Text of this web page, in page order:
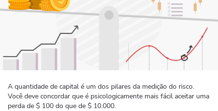
A quantidade de capital é um dos pilares da medição do risco.
Você deve concordar que é psicologicamente mais fácil aceitar uma
perda de $ 100 do que de $ 10.000.